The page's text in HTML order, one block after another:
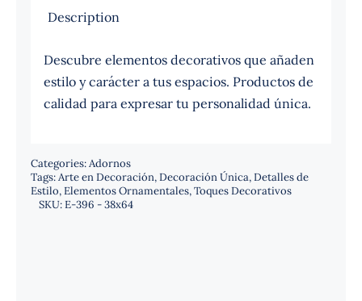
Description
Descubre elementos decorativos que añaden
estilo y carácter a tus espacios. Productos de
calidad para expresar tu personalidad única.
Categories:Adornos
Tags:Arte en Decoración,Decoración Única,Detalles de
Estilo,Elementos Ornamentales,Toques Decorativos
SKU:E-396 - 38x64